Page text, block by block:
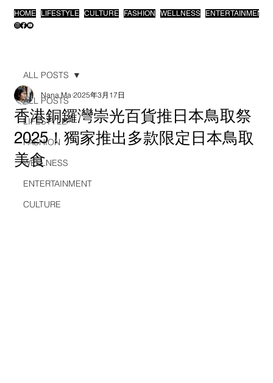
HOME LIFESTYLE CULTURE FASHION WELLNESS ENTERTAINMENT
ALL POSTS
LIFESTYLE
FASHION
WELLNESS
ENTERTAINMENT
CULTURE
ALL POSTS
香港銅鑼灣崇光百貨推日本鳥取祭
2025！獨家推出多款限定日本鳥取
美食
Nana Ma 2025年3月17日